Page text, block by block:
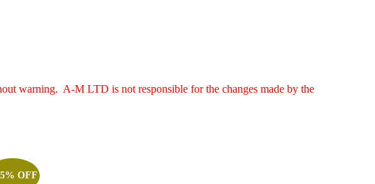
warning. A-M LTD is not responsible for the changes made by the
OFF